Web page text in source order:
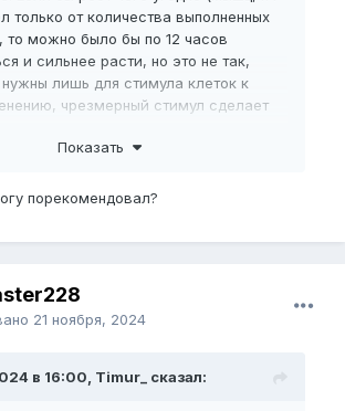
только от количества выполненных
то можно было бы по 12 часов
и сильнее расти, но это не так,
лишь для стимула клеток к
чрезмерный стимул сделает
(зависящий от уровня гормонов и
Показать
порекомендовал?
21 ноября, 2024
в 16:00, Timur_ сказал: